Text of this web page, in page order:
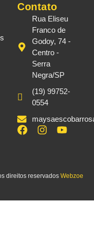
Contato
Rua Eliseu
Franco de
Godoy, 74 -
Centro -
Serra
Negra/SP
(19) 99752-
0554
direitos reservados Webzoe